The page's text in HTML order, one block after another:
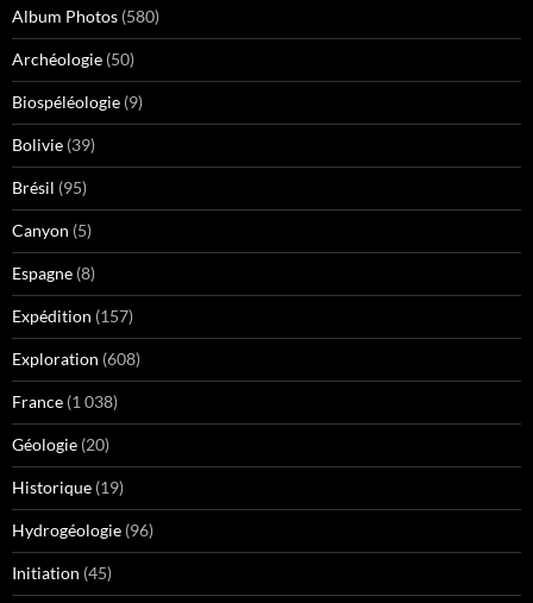
Album Photos (580)
Archéologie (50)
Biospéléologie (9)
Bolivie (39)
Brésil (95)
Canyon (5)
Espagne (8)
Expédition (157)
Exploration (608)
France (1 038)
Géologie (20)
Historique (19)
Hydrogéologie (96)
Initiation (45)